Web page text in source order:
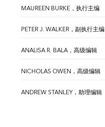
MAUREEN BURKE，执行主编
PETER J. WALKER，副执行主编
ANALISA R. BALA，高级编辑
NICHOLAS OWEN，高级编辑
ANDREW STANLEY，助理编辑